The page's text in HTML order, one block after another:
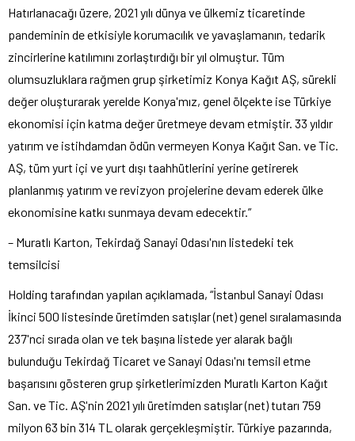
Hatırlanacağı üzere, 2021 yılı dünya ve ülkemiz ticaretinde
pandeminin de etkisiyle korumacılık ve yavaşlamanın, tedarik
zincirlerine katılımını zorlaştırdığı bir yıl olmuştur. Tüm
olumsuzluklara rağmen grup şirketimiz Konya Kağıt AŞ, sürekli
değer oluşturarak yerelde Konya'mız, genel ölçekte ise Türkiye
ekonomisi için katma değer üretmeye devam etmiştir. 33 yıldır
yatırım ve istihdamdan ödün vermeyen Konya Kağıt San. ve Tic.
AŞ, tüm yurt içi ve yurt dışı taahhütlerini yerine getirerek
planlanmış yatırım ve revizyon projelerine devam ederek ülke
ekonomisine katkı sunmaya devam edecektir.”
– Muratlı Karton, Tekirdağ Sanayi Odası'nın listedeki tek
temsilcisi
Holding tarafından yapılan açıklamada, “İstanbul Sanayi Odası
İkinci 500 listesinde üretimden satışlar (net) genel sıralamasında
237'nci sırada olan ve tek başına listede yer alarak bağlı
bulunduğu Tekirdağ Ticaret ve Sanayi Odası'nı temsil etme
başarısını gösteren grup şirketlerimizden Muratlı Karton Kağıt
San. ve Tic. AŞ'nin 2021 yılı üretimden satışlar (net) tutarı 759
milyon 63 bin 314 TL olarak gerçekleşmiştir. Türkiye pazarında,